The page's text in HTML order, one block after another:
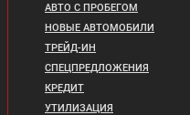
АВТО С ПРОБЕГОМ
НОВЫЕ АВТОМОБИЛИ
ТРЕЙД-ИН
СПЕЦПРЕДЛОЖЕНИЯ
КРЕДИТ
УТИЛИЗАЦИЯ